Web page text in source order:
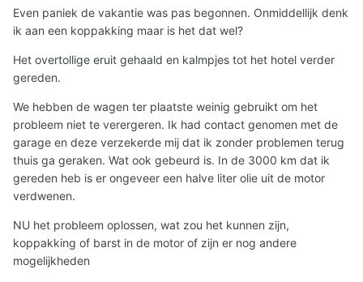
Even paniek de vakantie was pas begonnen. Onmiddellijk denk
ik aan een koppakking maar is het dat wel?
Het overtollige eruit gehaald en kalmpjes tot het hotel verder
gereden.
We hebben de wagen ter plaatste weinig gebruikt om het
probleem niet te verergeren. Ik had contact genomen met de
garage en deze verzekerde mij dat ik zonder problemen terug
thuis ga geraken. Wat ook gebeurd is. In de 3000 km dat ik
gereden heb is er ongeveer een halve liter olie uit de motor
verdwenen.
NU het probleem oplossen, wat zou het kunnen zijn,
koppakking of barst in de motor of zijn er nog andere
mogelijkheden